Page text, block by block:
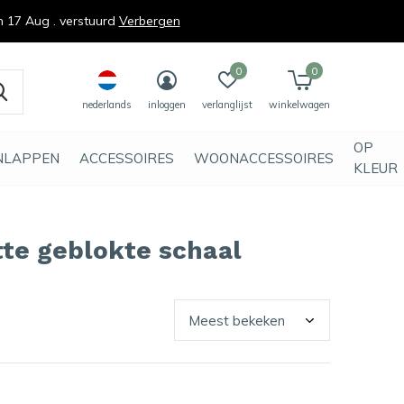
ACCESSOIRES WOONACCESSOIRES
OP
KLEUR
nederlands inloggen verlanglijst
0
winkelwagen
0
geblokte schaal
Aug . verstuurd Verbergen